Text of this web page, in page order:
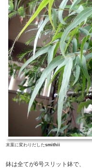
末葉に変わりだしたsmithii
鉢は全てが6号スリット鉢で、